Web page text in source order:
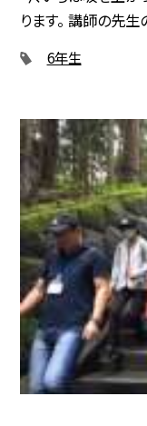
ります。 講師の先生
6年生